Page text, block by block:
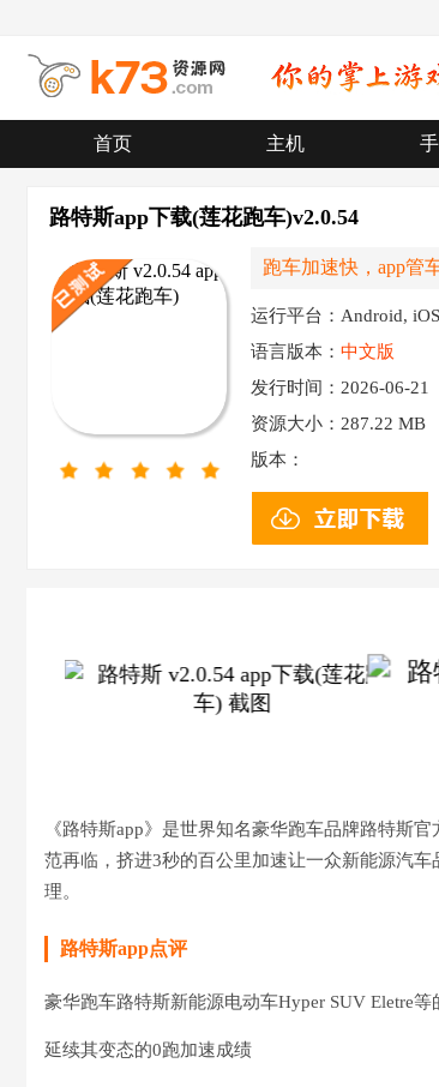
首页 主机
路特斯app下载(莲花跑车)v2.0.54
跑车加速快，app管
运行平台：Android, iOS
语言版本： 中文版
发行时间：2026-06-21
资源大小： 287.22 MB
版本：
《路特‪斯app》是世界知名豪华跑车品牌路特‪斯
范再临，挤进3秒的百公里加速让一众新能源汽
理。
路特‪斯app点评
豪华跑车路特‪斯新能源电动车Hyper SUV Eletre等
延续其变态的0跑加速成绩